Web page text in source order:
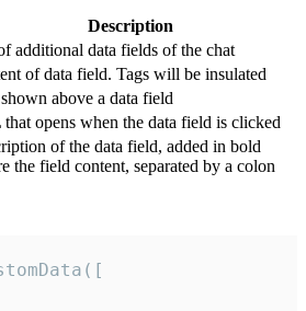
Description
additional data fields of the chat
of data field. Tags will be insulated
above a data field
opens when the data field is clicked
of the data field, added in bold
the field content, separated by a colon